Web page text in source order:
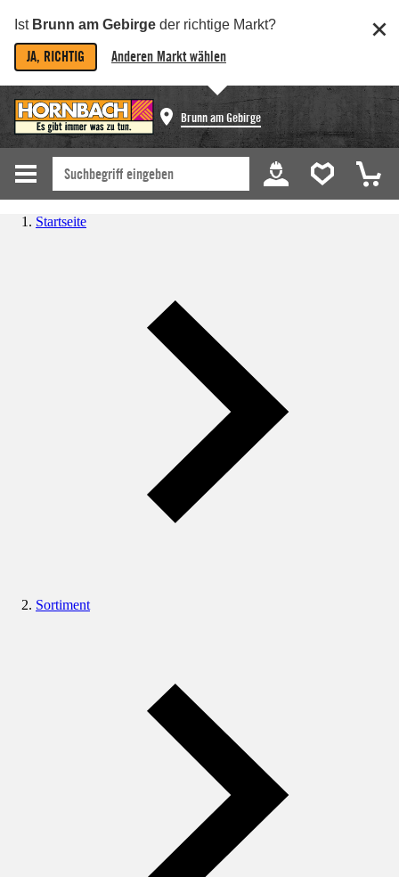
Ist Brunn am Gebirge der richtige Markt?
JA, RICHTIG Anderen Markt wählen
Brunn am Gebirge
Startseite
Sortiment